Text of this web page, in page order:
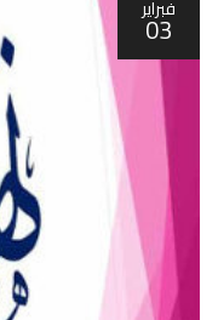
فبراير
03